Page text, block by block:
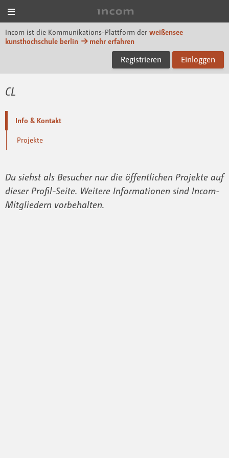
Incom ist die Kommunikations-Plattform der weißensee
kunsthochschule berlin
mehr erfahren
Registrieren Einloggen
CL
Info & Kontakt
Projekte
Du siehst als Besucher nur die öffentlichen Projekte auf
dieser Profil-Seite. Weitere Informationen sind Incom-
Mitgliedern vorbehalten.